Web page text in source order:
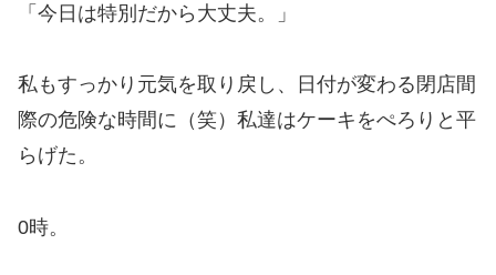
「今日は特別だから大丈夫。」
私もすっかり元気を取り戻し、日付が変わる閉店間
際の危険な時間に（笑）私達はケーキをぺろりと平
らげた。
0時。